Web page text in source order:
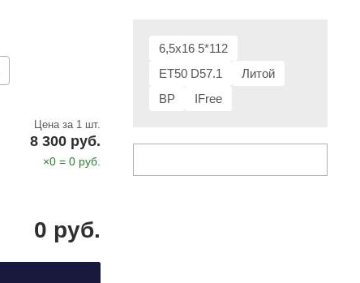
6,5x16 5*112
ET50 D57.1
Литой
BP
IFree
Цена за 1 шт.
8 300 руб.
×0 = 0 руб.
0 руб.